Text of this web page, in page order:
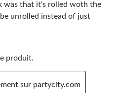
was that it's rolled woth the
unrolled instead of just
produit.
sur partycity.com